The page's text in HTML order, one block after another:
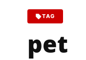
TAG
pet